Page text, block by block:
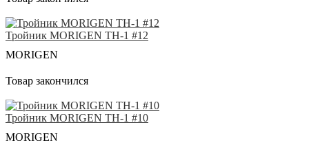
Тройник MORIGEN TH-1 #12
MORIGEN
Товар закончился
Тройник MORIGEN TH-1 #10
MORIGEN